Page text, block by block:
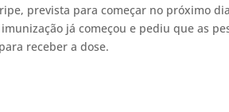
prevista para começar no próximo
imunização já começou e pediu que as
receber a dose.